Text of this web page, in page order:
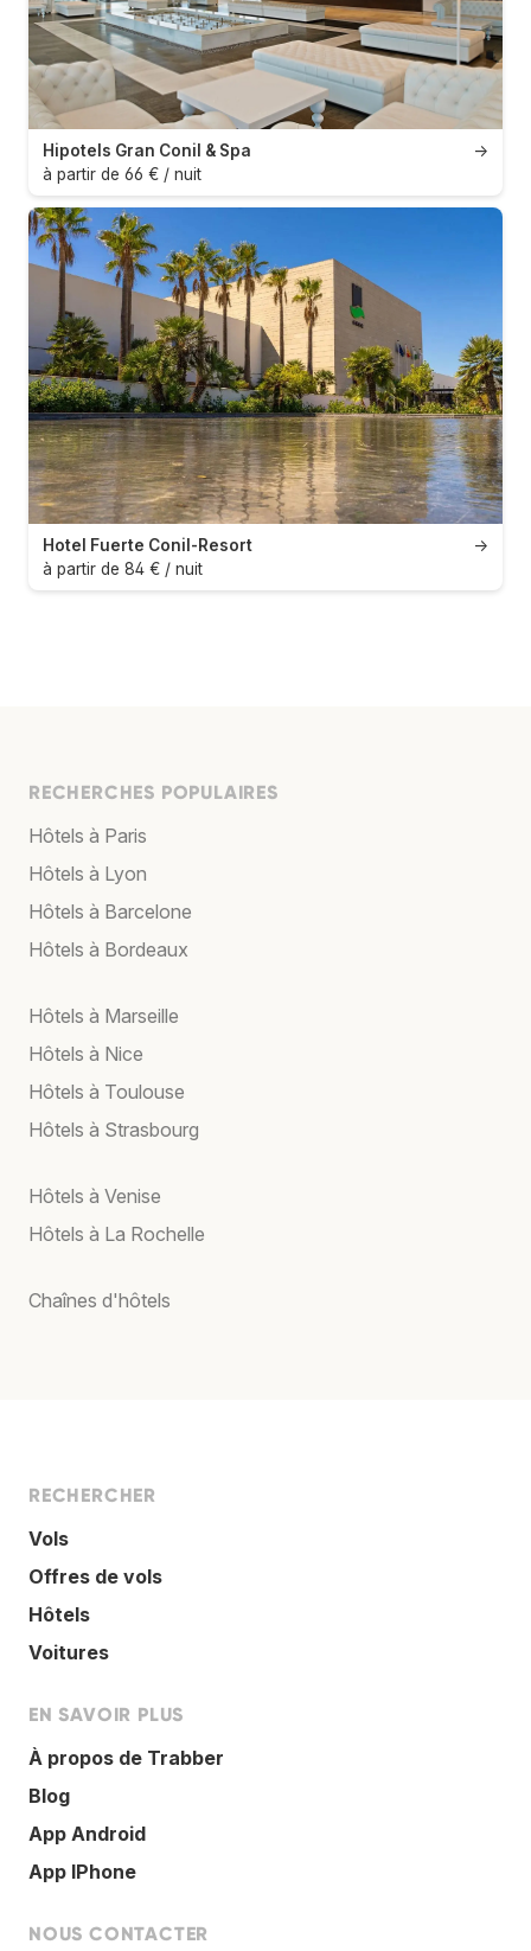
→
Hipotels Gran Conil & Spa
à partir de 66 € / nuit
→
Hotel Fuerte Conil-Resort
à partir de 84 € / nuit
RECHERCHES POPULAIRES
Hôtels à Paris
Hôtels à Lyon
Hôtels à Barcelone
Hôtels à Bordeaux
Hôtels à Marseille
Hôtels à Nice
Hôtels à Toulouse
Hôtels à Strasbourg
Hôtels à Venise
Hôtels à La Rochelle
Chaînes d'hôtels
RECHERCHER
Vols
Offres de vols
Hôtels
Voitures
EN SAVOIR PLUS
À propos de Trabber
Blog
App Android
App IPhone
NOUS CONTACTER